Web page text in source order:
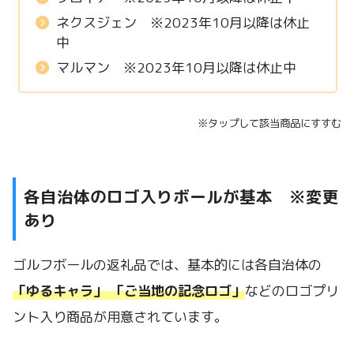
ネクスジェン ※2023年10月以降は休止
中
マルマン ※2023年10月以降は休止中
※タップして該当商品にすすむ
各自治体のロゴ入りボールが基本 ※変更
あり
ゴルフボールの返礼品では、基本的には各自治体の
「ゆるキャラ」 「ご当地の記念ロゴ」などのロゴプリ
ント入り商品が用意されています。